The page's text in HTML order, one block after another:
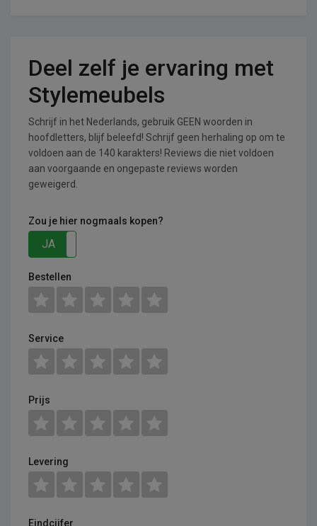
Deel zelf je ervaring met
Stylemeubels
Schrijf in het Nederlands, gebruik GEEN woorden in
hoofdletters, blijf beleefd! Schrijf geen herhaling op om te
voldoen aan de 140 karakters! Reviews die niet voldoen
aan voorgaande en ongepaste reviews worden
geweigerd.
Zou je hier nogmaals kopen?
JA
Bestellen
Service
Prijs
Levering
Eindcijfer